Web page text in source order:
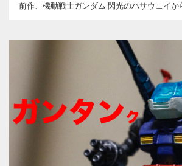
前作、機動戦士ガンダム 閃光のハサウェイか